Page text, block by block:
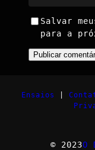
Salvar
para a
Ensaios
© 2023O